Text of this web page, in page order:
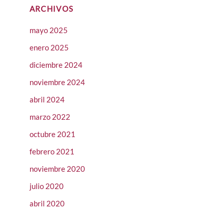
ARCHIVOS
mayo 2025
enero 2025
diciembre 2024
noviembre 2024
abril 2024
marzo 2022
octubre 2021
febrero 2021
noviembre 2020
julio 2020
abril 2020